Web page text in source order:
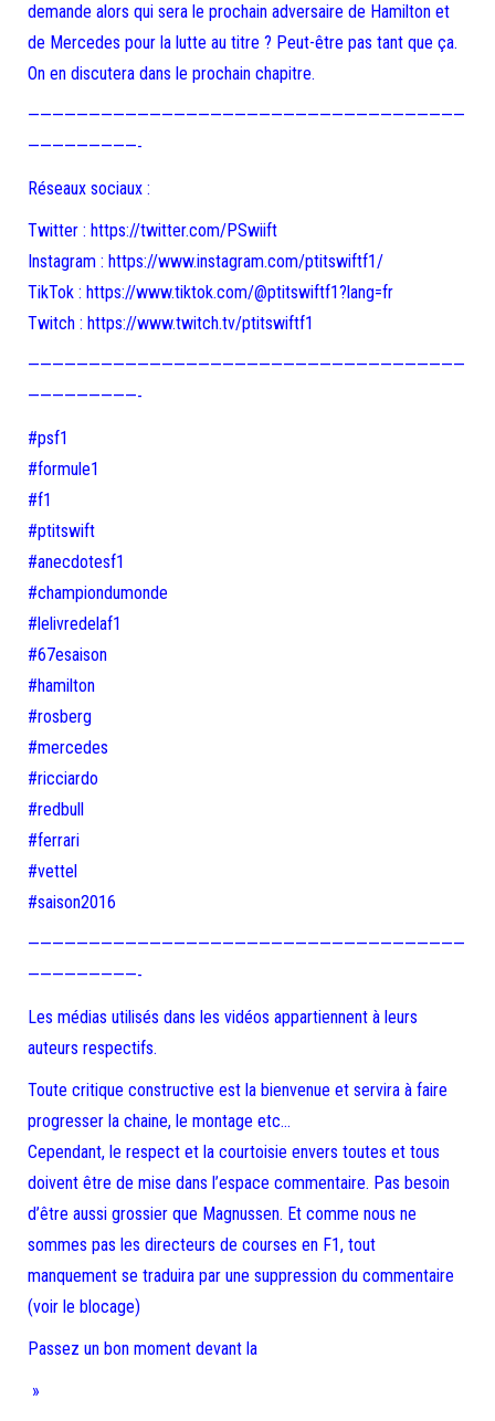
demande alors qui sera le prochain adversaire de Hamilton et
de Mercedes pour la lutte au titre ? Peut-être pas tant que ça.
On en discutera dans le prochain chapitre.
————————————————————————————————————
—————————-
Réseaux sociaux :
Twitter : https://twitter.com/PSwiift
Instagram : https://www.instagram.com/ptitswiftf1/
TikTok : https://www.tiktok.com/@ptitswiftf1?lang=fr
Twitch : https://www.twitch.tv/ptitswiftf1
————————————————————————————————————
—————————-
#psf1
#formule1
#f1
#ptitswift
#anecdotesf1
#championdumonde
#lelivredelaf1
#67esaison
#hamilton
#rosberg
#mercedes
#ricciardo
#redbull
#ferrari
#vettel
#saison2016
————————————————————————————————————
—————————-
Les médias utilisés dans les vidéos appartiennent à leurs
auteurs respectifs.
Toute critique constructive est la bienvenue et servira à faire
progresser la chaine, le montage etc…
Cependant, le respect et la courtoisie envers toutes et tous
doivent être de mise dans l’espace commentaire. Pas besoin
d’être aussi grossier que Magnussen. Et comme nous ne
sommes pas les directeurs de courses en F1, tout
manquement se traduira par une suppression du commentaire
(voir le blocage)
Passez un bon moment devant la
»